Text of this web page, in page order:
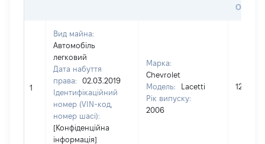
1
Вид майна:
Автомобіль
легковий
Дата набуття
права:
02.03.2019
Ідентифікаційний
номер (VIN-код,
номер шасі):
[Конфіденційна
інформація]
Марка:
Chevrolet
Модель:
Lacetti
Рік випуску:
2006
122453